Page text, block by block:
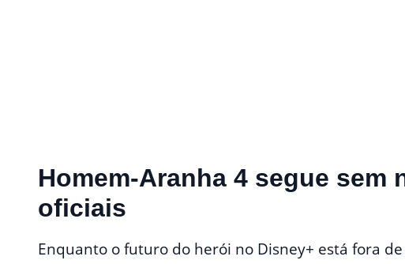
Homem-Aranha 4 segue sem
oficiais
Enquanto o futuro do herói no Disney+ está fora de